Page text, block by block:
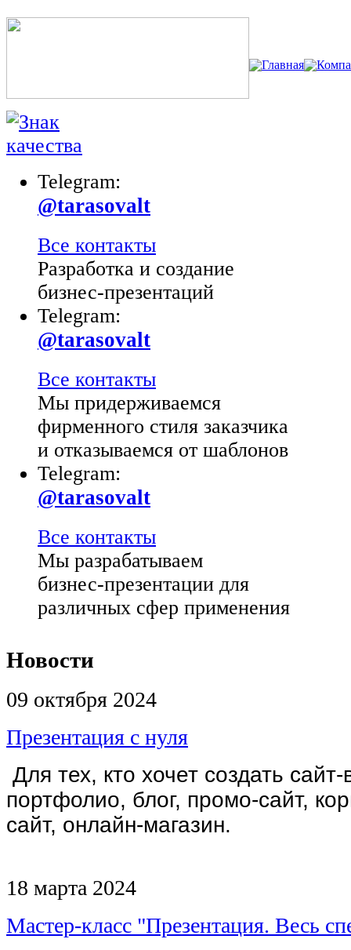
Главная
Telegram:
@tarasovalt
Все контакты
Разработка и создание
бизнес-презентаций
Telegram:
@tarasovalt
Все контакты
Мы придерживаемся
фирменного стиля заказчика
и отказываемся от шаблонов
Telegram:
@tarasovalt
Все контакты
Мы разрабатываем
бизнес-презентации для
различных сфер применения
Новости
09 октября 2024
Презентация с нуля
Для тех, кто хочет создать сайт-
портфолио, блог, промо-сайт,
сайт, онлайн-магазин.
18 марта 2024
Мастер-класс "Презентация. Весь